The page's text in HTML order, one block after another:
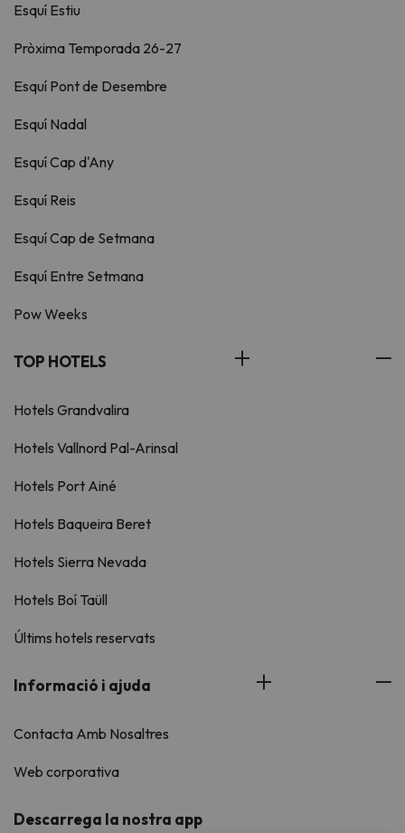
Esquí Estiu
Pròxima Temporada 26-27
Esquí Pont de Desembre
Esquí Nadal
Esquí Cap d'Any
Esquí Reis
Esquí Cap de Setmana
Esquí Entre Setmana
Pow Weeks
TOP HOTELS
Hotels Grandvalira
Hotels Vallnord Pal-Arinsal
Hotels Port Ainé
Hotels Baqueira Beret
Hotels Sierra Nevada
Hotels Boí Taüll
Últims hotels reservats
Informació i ajuda
Contacta Amb Nosaltres
Web corporativa
Descarrega la nostra app